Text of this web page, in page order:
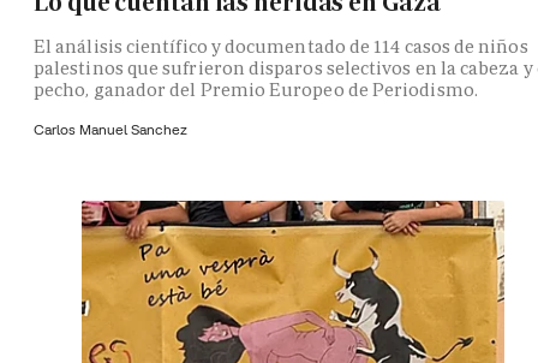
El análisis científico y documentado de 114 casos de niños
palestinos que sufrieron disparos selectivos en la cabeza y
pecho, ganador del Premio Europeo de Periodismo.
Carlos Manuel Sanchez